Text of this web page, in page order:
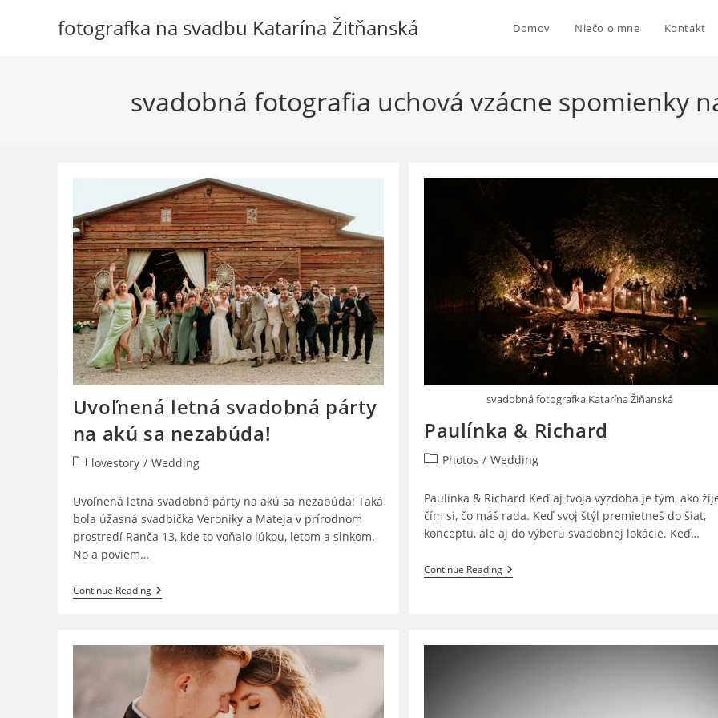
fotografka na svadbu Katarína Žitňanská Domov Niečo o mne Kontakt
svadobná fotografia uchová vzácne spomienky
Uvoľnená letná svadobná párty
na akú sa nezabúda!
Postlovestory / Wedding
Uvoľnená letná svadobná párty na akú sa nezabúda! Taká
bola úžasná svadbička Veroniky a Mateja v prírodnom
prostredí Ranča 13, kde to voňalo lúkou, letom a slnkom.
No a poviem…
Continue ReadingUvoľnená
Letná
Akú
Sa
Nezabúda!
svadobná fotografka Katarína Žiňanská
Paulínka & Richard
PostPhotos / Wedding
Paulínka & Richard Keď aj tvoja výzdoba je tým, ako
čím si, čo máš rada. Keď svoj štýl premietneš do šiat,
konceptu, ale aj do výberu svadobnej lokácie. Keď…
Continue ReadingPaulínka
&